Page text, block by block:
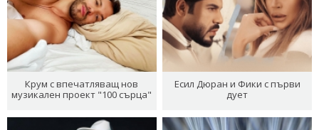
Крум с впечатляващ нов
музикален проект "100 сърца"
Есил Дюран и Фики с първи
дует